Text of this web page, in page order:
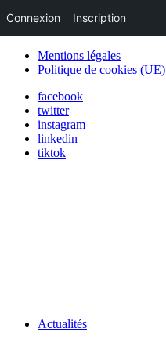
Mentions légales
Politique de cookies (UE)
facebook
twitter
instagram
linkedin
tiktok
Actualités
Connexion Inscription